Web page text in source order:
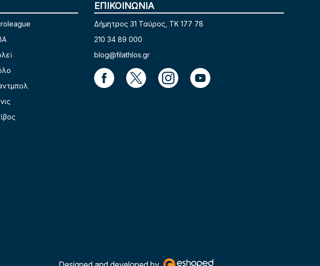
ΕΠΙΚΟΙΝΩΝΙΑ
Δήμητρος 31 Ταύρος, TK 177 78
210 34 89 000
blog@filathlos.gr